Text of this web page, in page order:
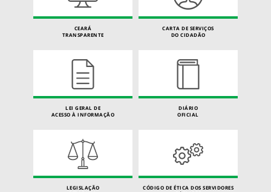
CEARÁ
TRANSPARENTE
CARTA DE SERVIÇOS
DO CIDADÃO
LEI GERAL DE
ACESSO À INFORMAÇÃO
DIÁRIO
OFICIAL
LEGISLAÇÃO
CÓDIGO DE ÉTICA DOS SERVIDORES